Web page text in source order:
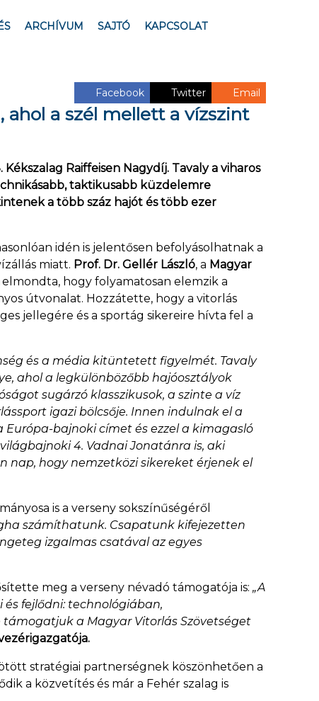
ARCHÍVUM SAJTÓ KAPCSOLAT
Facebook Twitter Email
ahol a szél mellett a vízszint
Raiffeisen Nagydíj. Tavaly a viharos
taktikusabb küzdelemre
a több száz hajót és több ezer
idén is jelentősen befolyásolhatnak a
miatt. Prof. Dr. Gellér László, a Magyar
hogy folyamatosan elemzik a
útvonalat. Hozzátette, hogy a vitorlás
jellegére és a sportág sikereire hívta fel a
és a média kitüntetett figyelmét. Tavaly
ahol a legkülönbözőbb hajóosztályok
sugárzó klasszikusok, a szinte a víz
igazi bölcsője. Innen indulnak el a
bajnoki címet és ezzel a kimagasló
4. Vadnai Jonatánra is, aki
nap, hogy nemzetközi sikereket érjenek el
is a verseny sokszínűségéről
számíthatunk. Csapatunk kifejezetten
izgalmas csatával az egyes
meg a verseny névadó támogatója is: „A
fejlődni: technológiában,
a Magyar Vitorlás Szövetséget
stratégiai partnerségnek köszönhetően a
a közvetítés és már a Fehér szalag is